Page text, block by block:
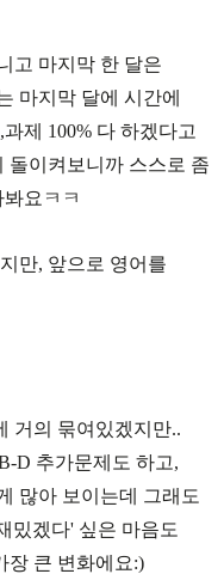
고 마지막 한 달은
마지막 달에 시간에
제 100% 다 하겠다고
돌이켜보니까 스스로 좀
요ㅋㅋ
만, 앞으로 영어를
거의 묶여있겠지만..
D 추가문제도 하고,
많아 보이는데 그래도
밌겠다' 싶은 마음도
장 큰 변화에요:)